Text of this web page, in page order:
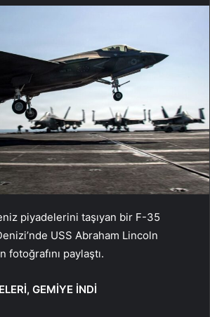
piyadelerini taşıyan bir F-35
USS Abraham Lincoln
fotoğrafını paylaştı.
GEMİYE İNDİ